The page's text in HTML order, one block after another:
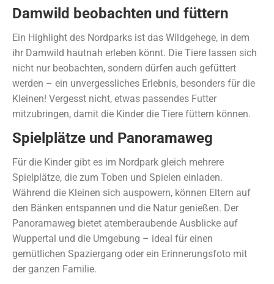
Damwild beobachten und füttern
Ein Highlight des Nordparks ist das Wildgehege, in dem
ihr Damwild hautnah erleben könnt. Die Tiere lassen sich
nicht nur beobachten, sondern dürfen auch gefüttert
werden – ein unvergessliches Erlebnis, besonders für die
Kleinen! Vergesst nicht, etwas passendes Futter
mitzubringen, damit die Kinder die Tiere füttern können.
Spielplätze und Panoramaweg
Für die Kinder gibt es im Nordpark gleich mehrere
Spielplätze, die zum Toben und Spielen einladen.
Während die Kleinen sich auspowern, können Eltern auf
den Bänken entspannen und die Natur genießen. Der
Panoramaweg bietet atemberaubende Ausblicke auf
Wuppertal und die Umgebung – ideal für einen
gemütlichen Spaziergang oder ein Erinnerungsfoto mit
der ganzen Familie.